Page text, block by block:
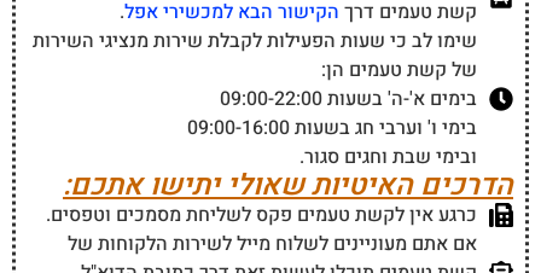
קשת טעמים דרך הקישור הבא למכשירי אפל.
שימו לב כי שעות הפעילות לקבלת שירות מנציגי השירות
של קשת טעמים הן:
בימים א'-ה' בשעות 09:00-22:00
בימי ו' וערבי חג בשעות 09:00-16:00
ובימי שבת וחגים סגור.
הדרכים האיטיות שאולי יתישו אתכם:
כרגע אין לקשת טעמים פקס לשליחת מסמכים וטפסים.
אם אתם מעוניינים לשלוח מייל לשירות הלקוחות של